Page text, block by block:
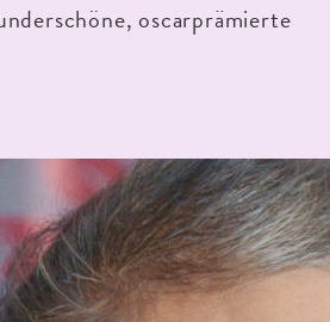
oscarprämierte